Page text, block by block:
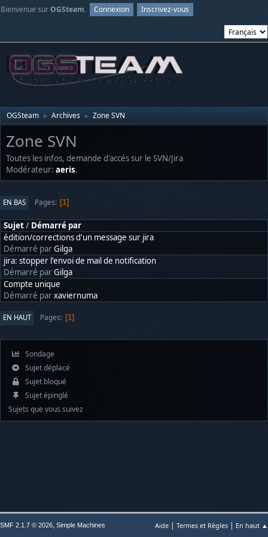
Bienvenue surOGSteam. Connexion Inscrivez-vous
OGSteam ► Archives ► Zone SVN
Zone SVN
Toutes les infos, demande d'accés sur le SVN/Jira
Modérateur: aeris.
EN BAS Pages 1
Sujet/ Démarré par
édition/corrections d'un message sur jira
Démarré parGilga
jira: stopper l'envoi de mail de notification
Démarré parGilga
Compte unique
Démarré parxaviernuma
EN HAUT Pages 1
Sondage
Sujet déplacé
Sujet bloqué
Sujet épinglé
Sujets que vous suivez
Aide | Termes et Règles | En haut ▲
SMF 2.1.7 © 2026, Simple Machines